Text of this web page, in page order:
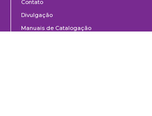
Contato
Divulgação
Manuais de Catalogação